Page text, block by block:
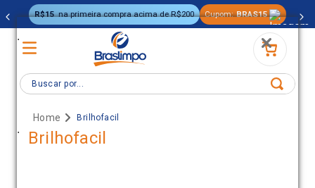
.
.
R$15 na primeira compra acima de R$200 Cupom: BRAS15
Buscar por...
Brilhofacil
Brilhofacil